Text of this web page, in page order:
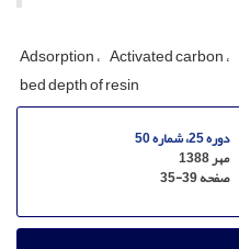
Adsorption Activated carbon
bed depth of resin
دوره 25، شماره 50
مهر 1388
صفحه35-39